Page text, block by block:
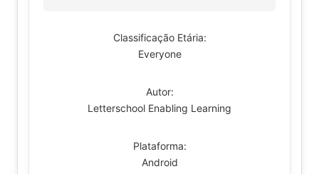
Classificação Etária:
Everyone
Autor:
Letterschool Enabling Learning
Plataforma:
Android